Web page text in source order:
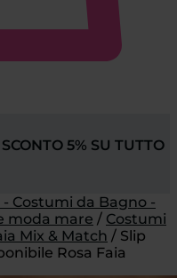
5% SU TUTTO
Costumi da Bagno -
moda mare / Costumi
Mix & Match / Slip
Rosa Faia